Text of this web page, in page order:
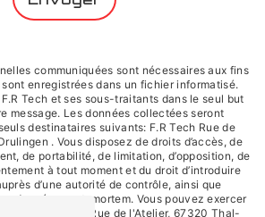
communiquées sont nécessaires aux fins
enregistrées dans un fichier informatisé.
Tech et ses sous-traitants dans le seul but
message. Les données collectées seront
destinataires suivants: F.R Tech Rue de
. Vous disposez de droits d’accès, de
de portabilité, de limitation, d’opposition, de
à tout moment et du droit d’introduire
d’une autorité de contrôle, ainsi que
données post-mortem. Vous pouvez exercer
à l'adresse Rue de l'Atelier, 67320 Thal-